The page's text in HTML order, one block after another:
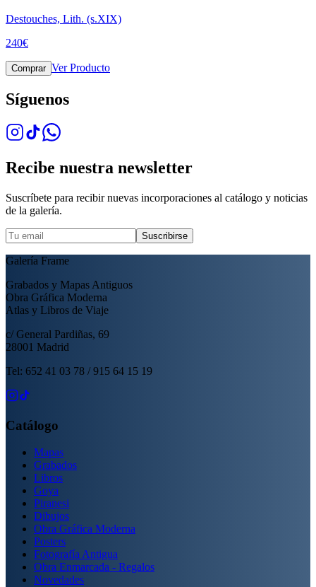
Destouches, Lith. (s.XIX)
240€
Comprar Ver Producto
Síguenos
Recibe nuestra newsletter
Suscríbete para recibir nuevas incorporaciones al catálogo y noticias
de la galería.
Suscribirse
Galería Frame
Grabados y Mapas Antiguos
Obra Gráfica Moderna
Atlas y Libros de Viaje
c/ General Pardiñas, 69
28001 Madrid
Tel: 652 41 03 78 / 915 64 15 19
Catálogo
Mapas
Grabados
Libros
Goya
Piranesi
Dibujos
Obra Gráfica Moderna
Posters
Fotografía Antigua
Obra Enmarcada - Regalos
Novedades